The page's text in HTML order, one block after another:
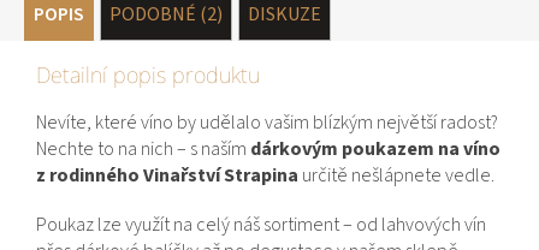
POPIS PODOBNÉ (2) DISKUZE
Detailní popis produktu
Nevíte, které víno by udělalo vašim blízkým největší radost?
Nechte to na nich – s naším dárkovým poukazem na víno
z rodinného Vinařství Strapina určitě nešlápnete vedle.
Poukaz lze využít na celý náš sortiment – od lahvových vín